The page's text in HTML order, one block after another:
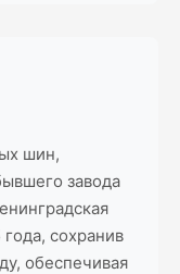
шин,
завода
сохранив
обеспечивая